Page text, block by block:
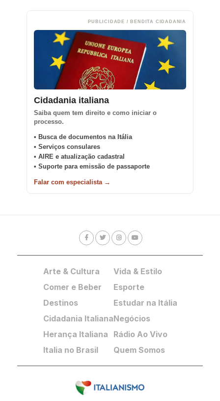
PUBLICIDADE / BENDITA CIDADANIA
Cidadania italiana
Saiba quem tem direito e como iniciar o
processo.
• Busca de documentos na Itália
• Serviços consulares
• AIRE e atualização cadastral
• Suporte para emissão de passaporte
Falar com especialista →
Arte & Cultura
Comer e Beber
Destinos
Cidadania Italiana
Herança Italiana
Italia no Brasil
Vida & Estilo
Esporte
Estudar na Itália
Negócios
Rádio Ao Vivo
Quem Somos